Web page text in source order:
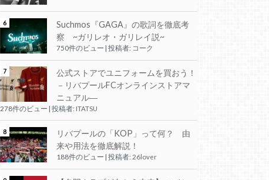
Suchmos『GAGA』の歌詞を徹底考
察 ~ガリレオ・ガリレイ説~
750件のビュー | 投稿者: コーク
公式ストアでユニフォームを買おう！
－リバプールFCオンラインストアマ
ニュアル―
278件のビュー 投稿者: ITATSU
リバプールの「KOP」って何？ 由
来や用法を徹底解説！
188件のビュー | 投稿者: 26lover